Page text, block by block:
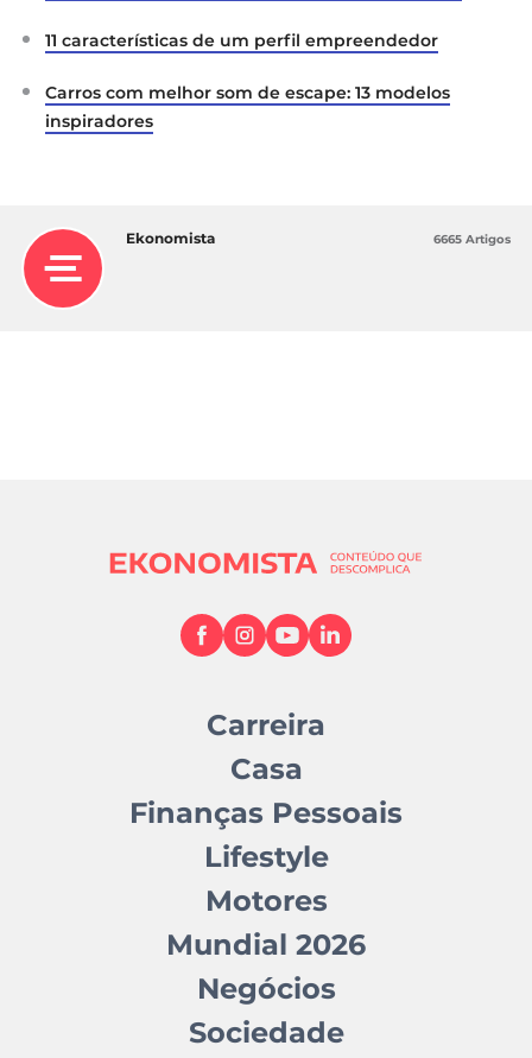
11 características de um perfil empreendedor
Carros com melhor som de escape: 13 modelos
inspiradores
Ekonomista 6665 Artigos
Carreira
Casa
Finanças Pessoais
Lifestyle
Motores
Mundial 2026
Negócios
Sociedade